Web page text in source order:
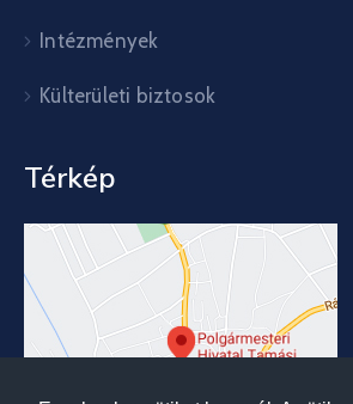
Intézmények
Külterületi biztosok
Térkép